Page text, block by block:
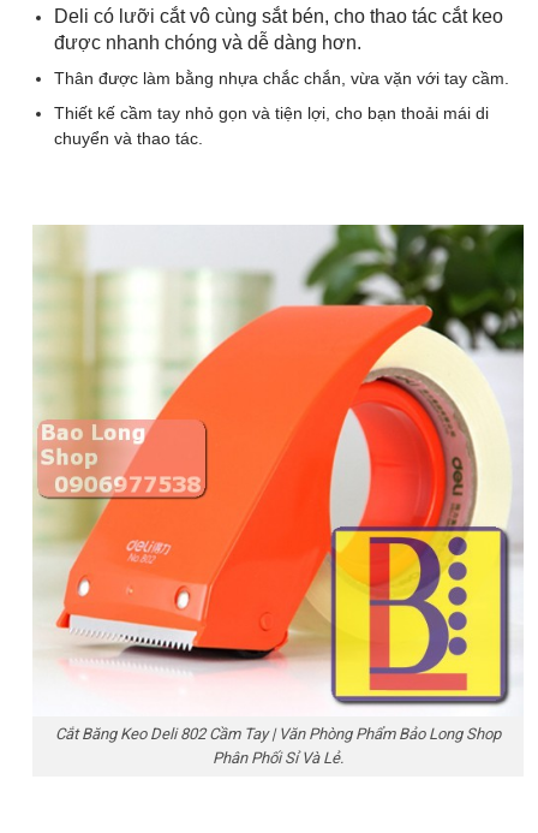
Delicó lưỡi cắt vô cùng sắt bén, cho thao tác cắt keo
được nhanh chóng và dễ dàng hơn.
Thân được làm bằng nhựa chắc chắn, vừa vặn với tay cầm.
Thiết kế cầm tay nhỏ gọn và tiện lợi, cho bạn thoải mái di
chuyển và thao tác.
Cắt Băng Keo Deli 802 Cầm Tay | Văn Phòng Phẩm Bảo Long Shop
Phân Phối Sỉ Và Lẻ.